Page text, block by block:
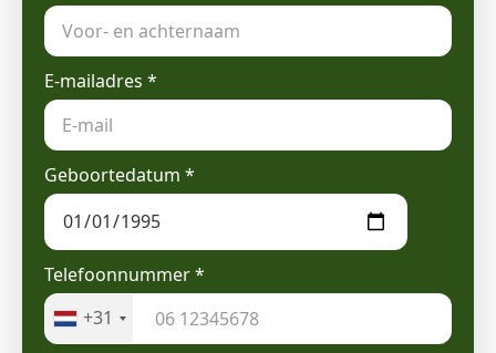
E-mailadres *
Geboortedatum *
Telefoonnummer*
+31